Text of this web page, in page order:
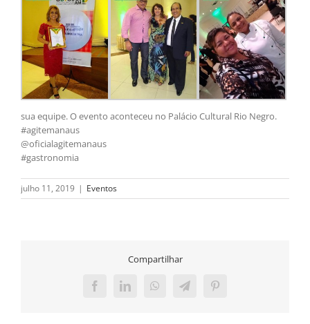
sua equipe. O evento aconteceu no Palácio Cultural Rio Negro.
#agitemanaus
@oficialagitemanaus
#gastronomia
julho 11, 2019 | Eventos
Compartilhar
FacebookLinkedInWhatsAppTelegramPinterest